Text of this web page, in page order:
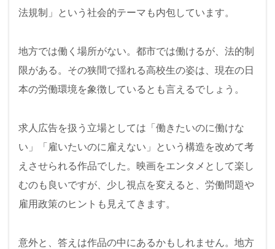
法規制」という社会的テーマも内包しています。
地方では働く場所がない。都市では働けるが、法的制
限がある。その狭間で揺れる高校生の姿は、現在の日
本の労働環境を象徴しているとも言えるでしょう。
求人広告を扱う立場としては「働きたいのに働けな
い」「雇いたいのに雇えない」という構造を改めて考
えさせられる作品でした。映画をエンタメとして楽し
むのも良いですが、少し視点を変えると、労働問題や
雇用政策のヒントも見えてきます。
意外と、答えは作品の中にあるかもしれません。地方